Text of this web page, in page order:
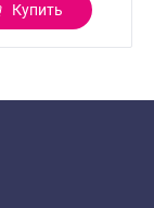
Купить